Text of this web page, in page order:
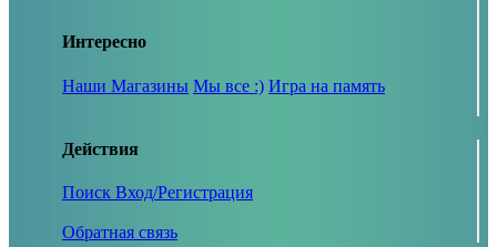
Интересно
Наши Магазины Мы все :) Игра на память
Действия
Поиск Вход/Регистрация
Обратная связь